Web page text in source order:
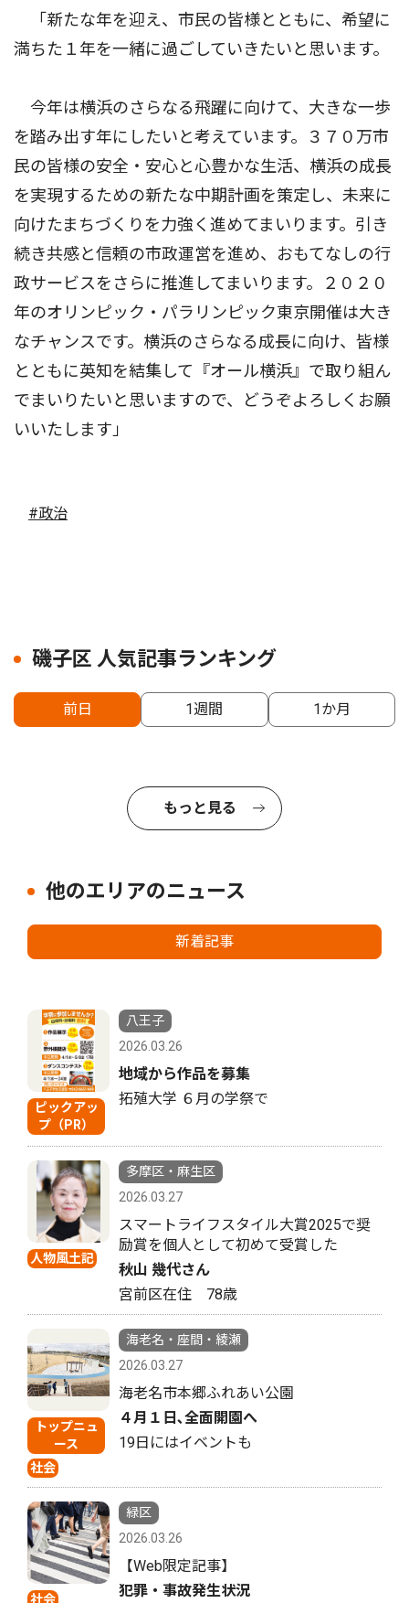
「新たな年を迎え、市民の皆様とともに、希望に
満ちた１年を一緒に過ごしていきたいと思います。
今年は横浜のさらなる飛躍に向けて、大きな一歩
を踏み出す年にしたいと考えています。３７０万市
民の皆様の安全・安心と心豊かな生活、横浜の成長
を実現するための新たな中期計画を策定し、未来に
向けたまちづくりを力強く進めてまいります。引き
続き共感と信頼の市政運営を進め、おもてなしの行
政サービスをさらに推進してまいります。２０２０
年のオリンピック・パラリンピック東京開催は大き
なチャンスです。横浜のさらなる成長に向け、皆様
とともに英知を結集して『オール横浜』で取り組ん
でまいりたいと思いますので、どうぞよろしくお願
いいたします」
#政治
磯子区 人気記事ランキング
前日 1週間 1か月
もっと見る
他のエリアのニュース
新着記事
ピックアッ
プ（PR）
八王子
2026.03.26
地域から作品を募集
拓殖大学 ６月の学祭で
人物風土記
多摩区・麻生区
2026.03.27
スマートライフスタイル大賞2025で奨
励賞を個人として初めて受賞した
秋山 幾代さん
宮前区在住 78歳
トップニュ
ース
社会
海老名・座間・綾瀬
2026.03.27
海老名市本郷ふれあい公園
４月１日､全面開園へ
19日にはイベントも
社会
緑区
2026.03.26
【Web限定記事】
犯罪・事故発生状況